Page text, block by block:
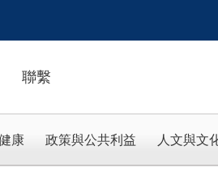
聯繫
康 政策與公共利益 人文與文